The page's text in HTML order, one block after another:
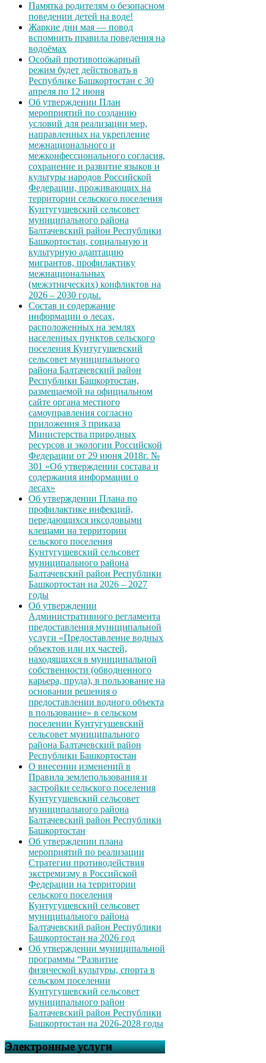
Памятка родителям о безопасном
поведении детей на воде!
Жаркие дни мая — повод
вспомнить правила поведения на
водоёмах
Особый противопожарный
режим будет действовать в
Республике Башкортостан с 30
апреля по 12 июня
Об утверждении План
мероприятий по созданию
условий для реализации мер,
направленных на укрепление
межнационального и
межконфессионального согласия,
сохранение и развитие языков и
культуры народов Российской
Федерации, проживающих на
территории сельского поселения
Кунтугушевский сельсовет
муниципального района
Балтачевский район Республики
Башкортостан, социальную и
культурную адаптацию
мигрантов, профилактику
межнациональных
(межэтнических) конфликтов на
2026 – 2030 годы.
Состав и содержание
информации о лесах,
расположенных на землях
населенных пунктов сельского
поселения Кунтугушевский
сельсовет муниципального
района Балтачевский район
Республики Башкортостан,
размещаемой на официальном
сайте органа местного
самоуправления согласно
приложения 3 приказа
Министерства природных
ресурсов и экологии Российской
Федерации от 29 июня 2018г. №
301 «Об утверждении состава и
содержания информации о
лесах»
Об утверждении Плана по
профилактике инфекций,
передающихся иксодовыми
клещами на территории
сельского поселения
Кунтугушевский сельсовет
муниципального района
Балтачевский район Республики
Башкортостан на 2026 – 2027
годы
Об утверждении
Административного регламента
предоставления муниципальной
услуги «Предоставление водных
объектов или их частей,
находящихся в муниципальной
собственности (обводненного
карьера, пруда), в пользование на
основании решения о
предоставлении водного объекта
в пользование» в сельском
поселении Кунтугушевский
сельсовет муниципального
района Балтачевский район
Республики Башкортостан
О внесении изменений в
Правила землепользования и
застройки сельского поселения
Кунтугушевский сельсовет
муниципального района
Балтачевский район Республики
Башкортостан
Об утверждении плана
мероприятий по реализации
Стратегии противодействия
экстремизму в Российской
Федерации на территории
сельского поселения
Кунтугушевский сельсовет
муниципального района
Балтачевский район Республики
Башкортостан на 2026 год
Об утверждении муниципальной
программы “Развитие
физической культуры, спорта в
сельском поселении
Кунтугушевский сельсовет
муниципального район
Балтачевский район Республики
Башкортостан на 2026-2028 годы
Электронные услуги